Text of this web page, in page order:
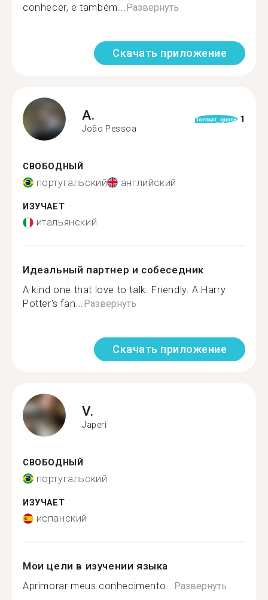
conhecer, e também...Развернуть
Скачать приложение
A.
João Pessoa
format_quote 1
СВОБОДНЫЙ
португальский английский
ИЗУЧАЕТ
итальянский
Идеальный партнер и собеседник
A kind one that love to talk. Friendly. A Harry
Potter's fan...Развернуть
Скачать приложение
V.
Japeri
СВОБОДНЫЙ
португальский
ИЗУЧАЕТ
испанский
Мои цели в изучении языка
Aprimorar meus conhecimento...Развернуть